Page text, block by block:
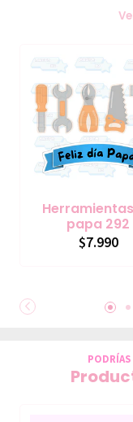
papa 292
$7.990
PODRÍAS